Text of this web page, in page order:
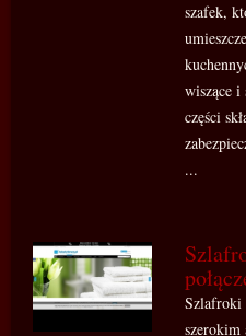
szafek,
wiszące i
części
...
Szlafroki
szerokim